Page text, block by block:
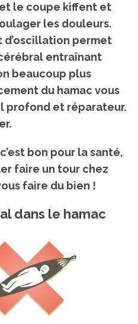
le coupe kiffent et
les douleurs.
d’oscillation permet
entraînant
beaucoup plus
du hamac vous
profond et réparateur.
bon pour la santé,
faire un tour chez
faire du bien !
dans le hamac